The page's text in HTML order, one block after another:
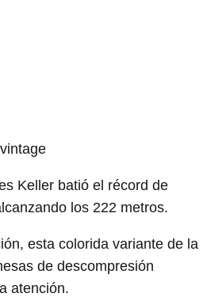
Keller batió el récord de
los 222 metros.
esta colorida variante de la
de descompresión
atención.